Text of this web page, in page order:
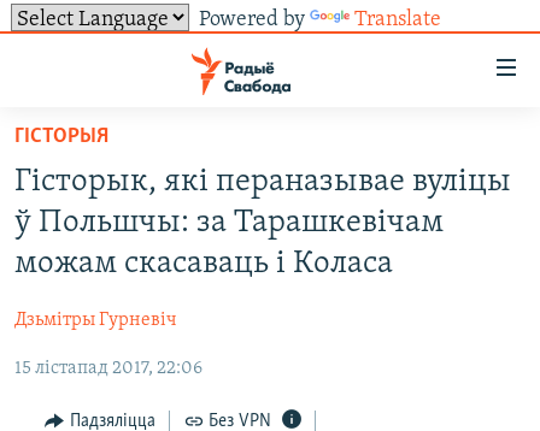
Powered by Translate
ўнівэрсальнага
доступу
Перайсьці
да
галоўнага
зьместу
да
навігацыі
Перайсьці
УСЕ НАВІНЫ
ПАЛІТЫКА
ЭКАНОМІКА
ВАЙНА
ТОЛЬКІ НА СВАБОДЗЕ
ГІСТОРЫЯ НА СВАБОДЗЕ
ПАДКАСТЫ
КНІГІ
ПАДЗЯЛІЦЦА ІНФАРМАЦЫЯЙ
ПАДКАСТЫ
FACEBOOK
ГІСТОРЫЯ
Гісторык, які пераназывае вуліцы
ў Польшчы: за Тарашкевічам
можам скасаваць і Коласа
Дзьмітры Гурневіч
15 лістапад 2017, 22:06
Падзяліцца Без VPN